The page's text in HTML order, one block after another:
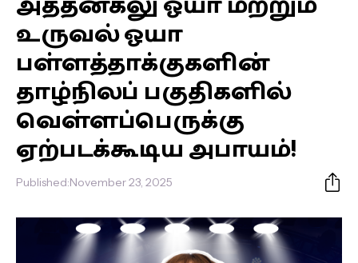
உருவல் ஓயா
பள்ளத்தாக்குகளின்
தாழ்நிலப் பகுதிகளில்
வெள்ளப்பெருக்கு
ஏற்படக்கூடிய அபாயம்!
Published:November 23, 2025